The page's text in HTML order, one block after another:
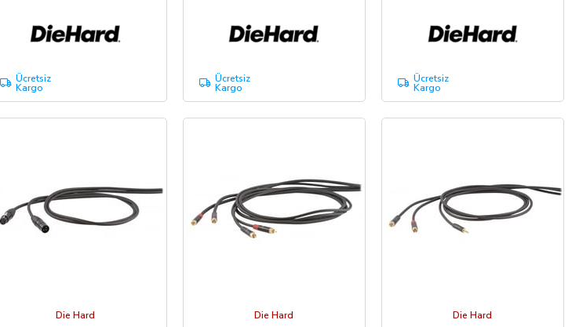
Ücretsiz
Kargo
Ücretsiz
Kargo
Ücretsiz
Kargo
Die Hard Die Hard Die Hard